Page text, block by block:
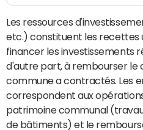
Les ressources
etc.) constituent les recettes
financer les investissements
d'autre part, à rembourser le
commune a contractés. Les
correspondent aux
patrimoine communal
de bâtiments) et le